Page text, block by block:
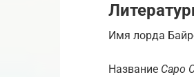
Имя лорда
Название Capo